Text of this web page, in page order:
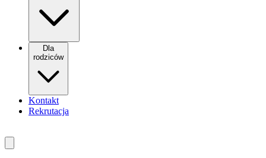
Dla
rodziców
Kontakt
Rekrutacja